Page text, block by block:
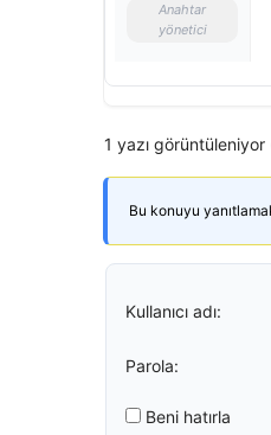
Anahtar
yönetici
1 yazı görüntüleniyor
Bu konuyu
Kullanıcı adı:
Parola:
Beni hatırla